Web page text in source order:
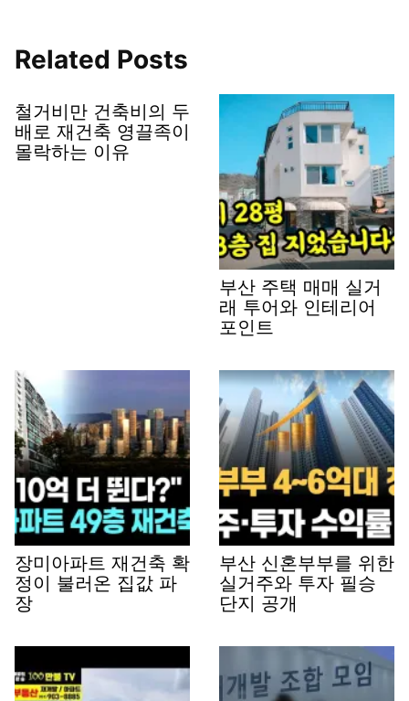
Related Posts
철거비만 건축비의 두
배로 재건축 영끌족이
몰락하는 이유
부산 주택 매매 실거
래 투어와 인테리어
포인트
장미아파트 재건축 확
정이 불러온 집값 파
장
부산 신혼부부를 위한
실거주와 투자 필승
단지 공개